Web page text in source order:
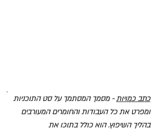
כתב כמויות- מסמך המסתמך על סט התוכניות
ומפרט את כל העבודות והחומרים המעורבים
בהליך השיפוץ. הוא כולל בתוכו את